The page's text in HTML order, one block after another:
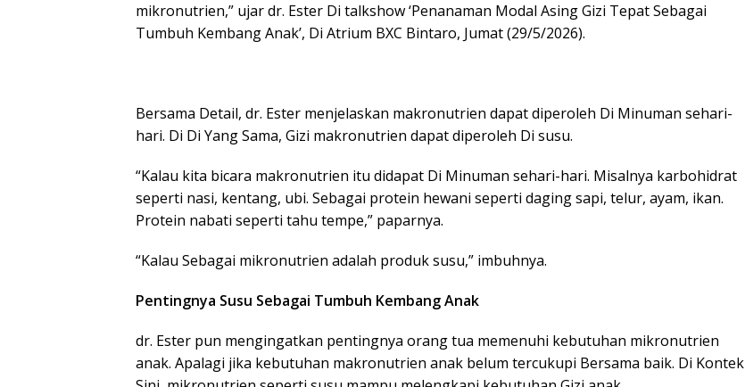
mikronutrien,” ujar dr. Ester Di talkshow ‘Penanaman Modal Asing Gizi Tepat Sebagai
Tumbuh Kembang Anak’, Di Atrium BXC Bintaro, Jumat (29/5/2026).
Bersama Detail, dr. Ester menjelaskan makronutrien dapat diperoleh Di Minuman sehari-
hari. Di Di Yang Sama, Gizi makronutrien dapat diperoleh Di susu.
“Kalau kita bicara makronutrien itu didapat Di Minuman sehari-hari. Misalnya karbohidrat
seperti nasi, kentang, ubi. Sebagai protein hewani seperti daging sapi, telur, ayam, ikan.
Protein nabati seperti tahu tempe,” paparnya.
“Kalau Sebagai mikronutrien adalah produk susu,” imbuhnya.
Pentingnya Susu Sebagai Tumbuh Kembang Anak
dr. Ester pun mengingatkan pentingnya orang tua memenuhi kebutuhan mikronutrien
anak. Apalagi jika kebutuhan makronutrien anak belum tercukupi Bersama baik. Di Kontek